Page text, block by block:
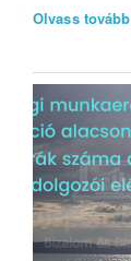
Olvass tovább